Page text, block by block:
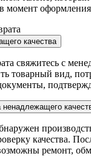
момент
качества
свяжитесь с
товарный вид,
качества.
ремонт,